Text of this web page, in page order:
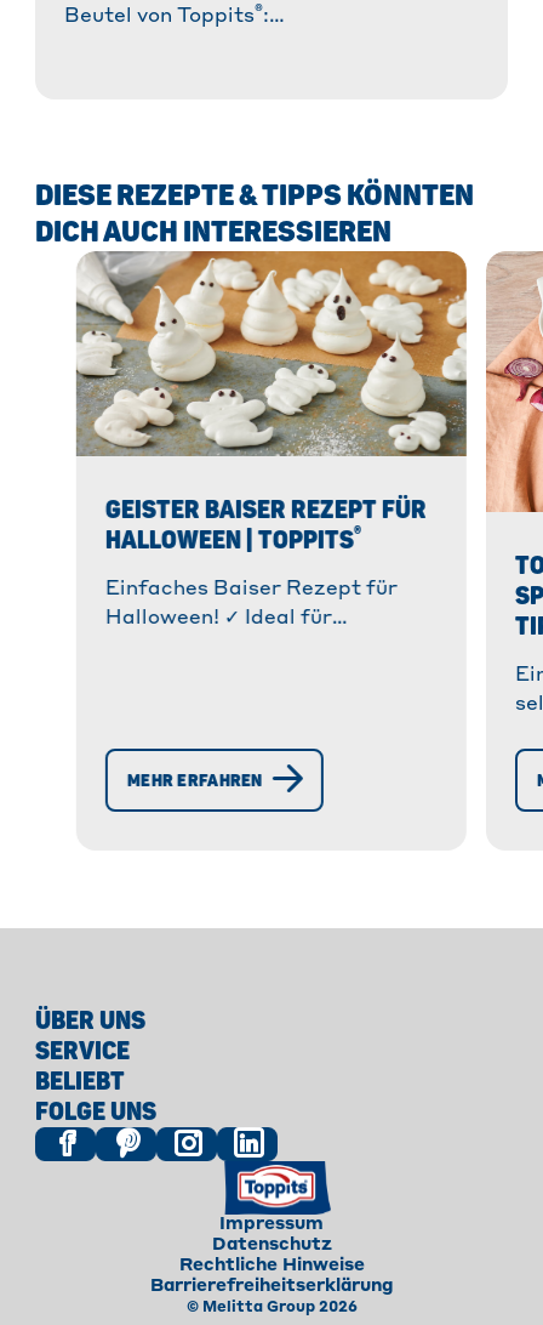
Beutel von Toppits®:
DIESE REZEPTE & TIPPS KÖNNTEN
DICH AUCH INTERESSIEREN
GEISTER BAISER REZEPT FÜR
HALLOWEEN | TOPPITS®
Einfaches Baiser Rezept für
Halloween! ✓ Ideal für
MEHR ERFAHREN
ÜBER UNS
SERVICE
BELIEBT
FOLGE UNS
© Melitta Group 2026
Impressum
Datenschutz
Rechtliche Hinweise
Barrierefreiheitserklärung